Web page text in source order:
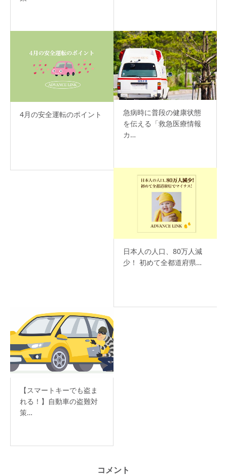
4月の安全運転のポイント
急病時に普段の健康状態
を伝える「救急医療情報
カ…
日本人の人口、80万人減
少！ 初めて全都道府県…
【スマートキーでも盗ま
れる！】自動車の盗難対
策…
コメント